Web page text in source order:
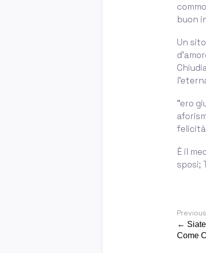
buon
Un
“ero
felicità
È il
sposi;
← Siate
Come